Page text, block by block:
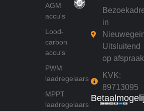
AGM
accu's
Lood-
carbon
accu's
PWM
laadregelaars
MPPT
laadregelaars
in
Uitsluitend
op afspraak
KVK:
89713095